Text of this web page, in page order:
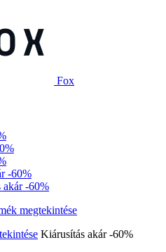
Fox
-60%
akár -60%
Kiárusítás akár -60%